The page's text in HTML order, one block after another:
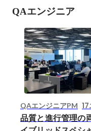
QAエンジニア
QAエンジニアPM
品質と進行管理の